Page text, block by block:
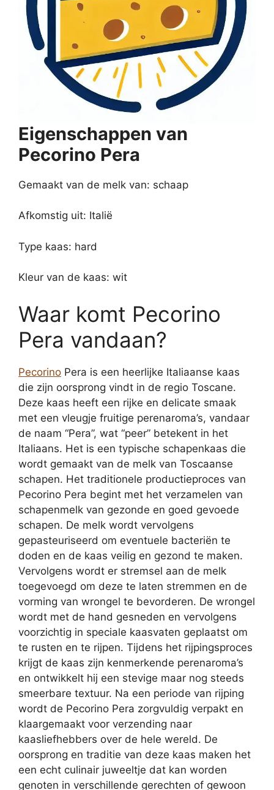
Eigenschappen van
Pecorino Pera
Gemaakt van de melk van: schaap
Afkomstig uit: Italië
Type kaas: hard
Kleur van de kaas: wit
Waar komt Pecorino
Pera vandaan?
Pecorino Pera is een heerlijke Italiaanse kaas
die zijn oorsprong vindt in de regio Toscane.
Deze kaas heeft een rijke en delicate smaak
met een vleugje fruitige perenaroma’s, vandaar
de naam “Pera”, wat “peer” betekent in het
Italiaans. Het is een typische schapenkaas die
wordt gemaakt van de melk van Toscaanse
schapen. Het traditionele productieproces van
Pecorino Pera begint met het verzamelen van
schapenmelk van gezonde en goed gevoede
schapen. De melk wordt vervolgens
gepasteuriseerd om eventuele bacteriën te
doden en de kaas veilig en gezond te maken.
Vervolgens wordt er stremsel aan de melk
toegevoegd om deze te laten stremmen en de
vorming van wrongel te bevorderen. De wrongel
wordt met de hand gesneden en vervolgens
voorzichtig in speciale kaasvaten geplaatst om
te rusten en te rijpen. Tijdens het rijpingsproces
krijgt de kaas zijn kenmerkende perenaroma’s
en ontwikkelt hij een stevige maar nog steeds
smeerbare textuur. Na een periode van rijping
wordt de Pecorino Pera zorgvuldig verpakt en
klaargemaakt voor verzending naar
kaasliefhebbers over de hele wereld. De
oorsprong en traditie van deze kaas maken het
een echt culinair juweeltje dat kan worden
genoten in verschillende gerechten of gewoon